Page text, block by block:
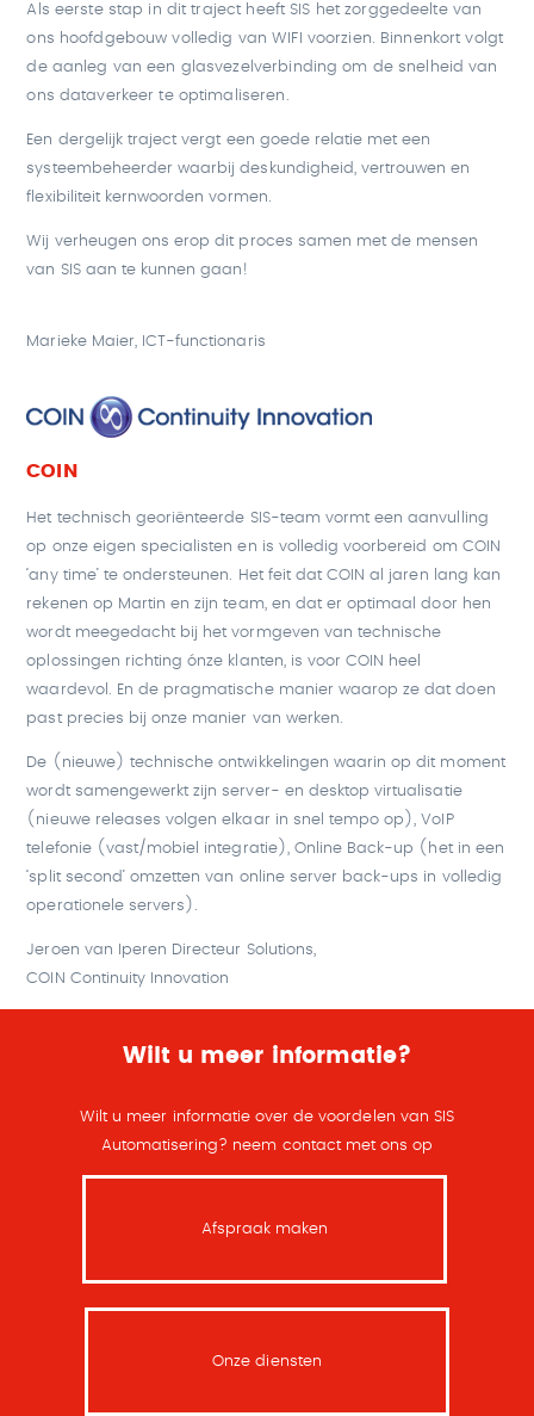
Als eerste stap in dit traject heeft SIS het zorggedeelte van
ons hoofdgebouw volledig van WIFI voorzien. Binnenkort volgt
de aanleg van een glasvezelverbinding om de snelheid van
ons dataverkeer te optimaliseren.
Een dergelijk traject vergt een goede relatie met een
systeembeheerder waarbij deskundigheid, vertrouwen en
flexibiliteit kernwoorden vormen.
Wij verheugen ons erop dit proces samen met de mensen
van SIS aan te kunnen gaan!
Marieke Maier, ICT-functionaris
COIN
Het technisch georiënteerde SIS-team vormt een aanvulling
op onze eigen specialisten en is volledig voorbereid om COIN
‘any time’ te ondersteunen. Het feit dat COIN al jaren lang kan
rekenen op Martin en zijn team, en dat er optimaal door hen
wordt meegedacht bij het vormgeven van technische
oplossingen richting ónze klanten, is voor COIN heel
waardevol. En de pragmatische manier waarop ze dat doen
past precies bij onze manier van werken.
De (nieuwe) technische ontwikkelingen waarin op dit moment
wordt samengewerkt zijn server- en desktop virtualisatie
(nieuwe releases volgen elkaar in snel tempo op), VoIP
telefonie (vast/mobiel integratie), Online Back-up (het in een
‘split second’ omzetten van online server back-ups in volledig
operationele servers).
Jeroen van Iperen Directeur Solutions,
COIN Continuity Innovation
Wilt u meer informatie?
Wilt u meer informatie over de voordelen van SIS
Automatisering? neem contact met ons op
Afspraak maken
Onze diensten